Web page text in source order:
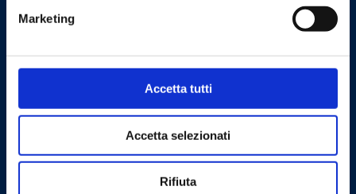
Marketing
Accetta tutti
Accetta selezionati
Rifiuta
Cookie Policy Privacy Policy
Contacte-nos
Barberi Rubinetterie Industriali S.r.l. a socio unico